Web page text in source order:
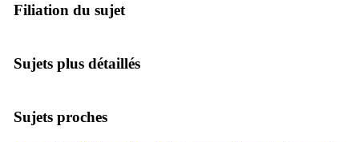
Filiation du sujet
Sujets plus détaillés
Sujets proches